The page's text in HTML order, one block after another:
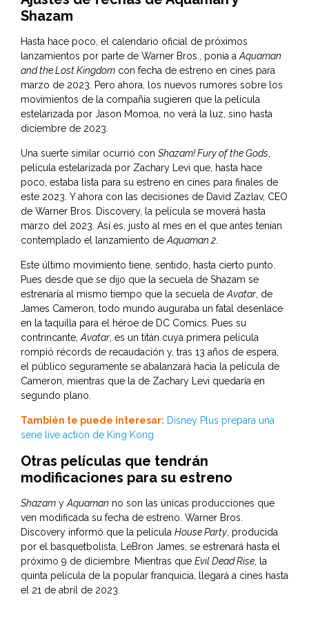
Shazam
Hasta hace poco, el calendario oficial de próximos
lanzamientos por parte de Warner Bros., ponía aAquaman
and the Lost Kingdom con fecha de estreno en cines para
marzo de 2023. Pero ahora, los nuevos rumores sobre los
movimientos de la compañía sugieren que la película
estelarizada por Jason Momoa, no verá la luz, sino hasta
diciembre de 2023.
Una suerte similar ocurrió con Shazam! Fury of the Gods,
película estelarizada por Zachary Levi que, hasta hace
poco, estaba lista para su estreno en cines para finales de
este 2023. Y ahora con las decisiones de David Zazlav, CEO
de Warner Bros. Discovery, la película se moverá hasta
marzo del 2023. Así es, justo al mes en el que antes tenían
contemplado el lanzamiento deAquaman 2.
Este último movimiento tiene, sentido, hasta cierto punto.
Pues desde que se dijo que la secuela de Shazam se
estrenaría al mismo tiempo que la secuela deAvatar, de
James Cameron, todo mundo auguraba un fatal desenlace
en la taquilla para el héroe de DC Comics. Pues su
contrincante,Avatar, es un titán cuya primera película
rompió récords de recaudación y, tras 13 años de espera,
el público seguramente se abalanzará hacia la película de
Cameron, mientras que la de Zachary Levi quedaría en
segundo plano.
También te puede interesar: Disney Plus prepara una
serie live action de King Kong
Otras películas que tendrán
modificaciones para su estreno
Shazam yAquaman no son las únicas producciones que
ven modificada su fecha de estreno. Warner Bros.
Discovery informó que la película House Party, producida
por el basquetbolista, LeBron James, se estrenará hasta el
próximo 9 de diciembre. Mientras que Evil Dead Rise, la
quinta película de la popular franquicia, llegará a cines hasta
el 21 de abril de 2023.